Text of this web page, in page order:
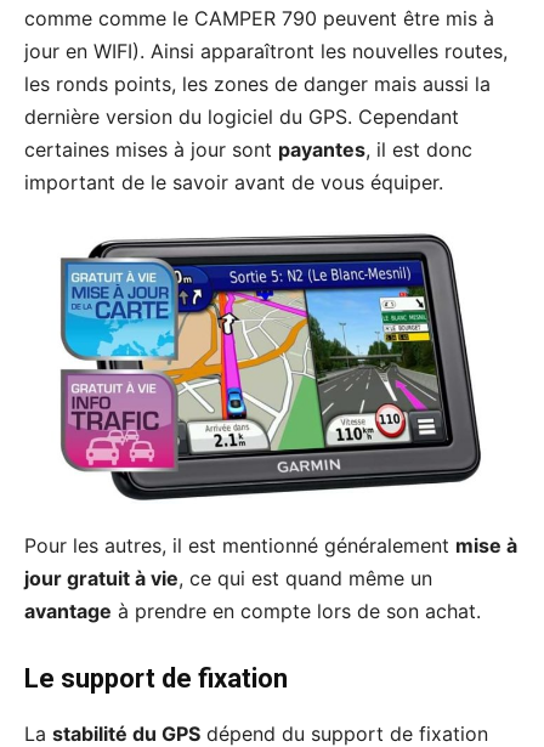
comme comme le CAMPER 790 peuvent être mis à
jour en WIFI). Ainsi apparaîtront les nouvelles routes,
les ronds points, les zones de danger mais aussi la
dernière version du logiciel du GPS. Cependant
certaines mises à jour sont payantes, il est donc
important de le savoir avant de vous équiper.
Pour les autres, il est mentionné généralement mise à
jour gratuit à vie, ce qui est quand même un
avantage à prendre en compte lors de son achat.
Le support de fixation
La stabilité du GPS dépend du support de fixation